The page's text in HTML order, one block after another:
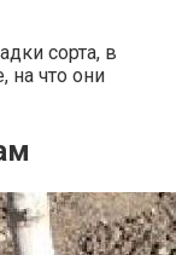
сорта, в
на что они